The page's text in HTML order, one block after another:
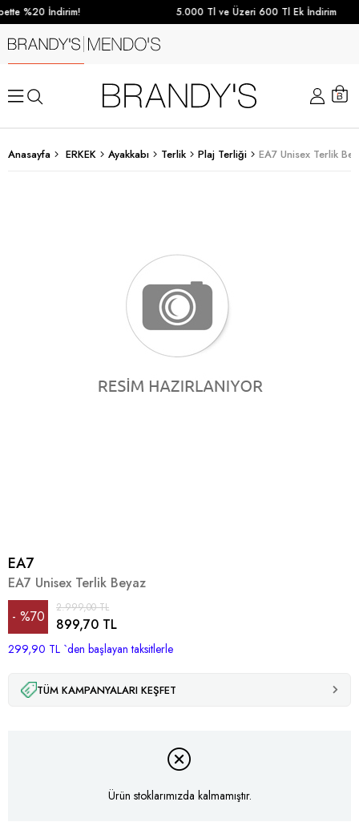
%20 İndirim! 5.000 Tl ve Üzeri 600 Tl Ek İndirim
Anasayfa ERKEK Ayakkabı Terlik Plaj Terliği EA7 Unisex Terlik
EA7
EA7 Unisex Terlik Beyaz
%70
İndirim
2.999,00 TL
899,70 TL
299,90 TL `den başlayan taksitlerle
TÜM KAMPANYALARI KEŞFET
Ürün stoklarımızda kalmamıştır.